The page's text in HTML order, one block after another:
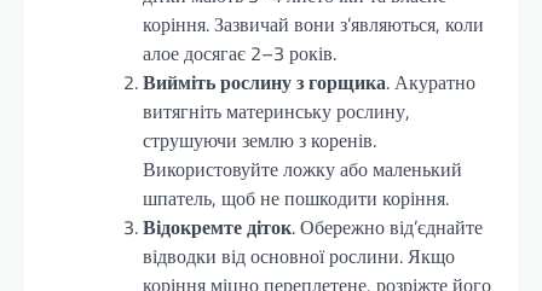
коріння. Зазвичай вони з’являються, коли
алое досягає 2–3 років.
Вийміть рослину з горщика. Акуратно
витягніть материнську рослину,
струшуючи землю з коренів.
Використовуйте ложку або маленький
шпатель, щоб не пошкодити коріння.
Відокремте діток. Обережно від’єднайте
відводки від основної рослини. Якщо
коріння міцно переплетене, розріжте його